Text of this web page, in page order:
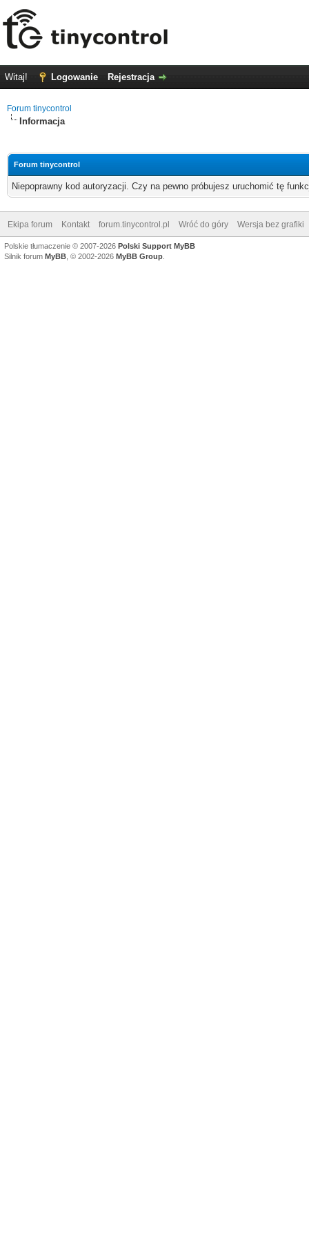
Witaj! Logowanie Rejestracja
Forum tinycontrol
Informacja
Forum tinycontrol
Niepoprawny kod autoryzacji. Czy na pewno próbujesz uruchomić tę
Ekipa forum Kontakt forum.tinycontrol.pl Wróć do góry Wersja bez grafiki
Polskie tłumaczenie © 2007-2026 Polski Support MyBB
Silnik forum MyBB , © 2002-2026 MyBB Group